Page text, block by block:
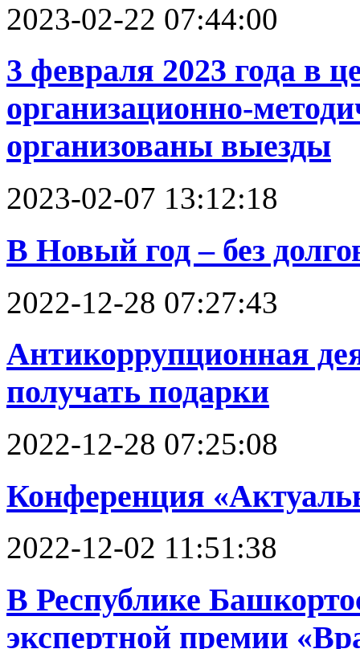
2023-02-22 07:44:00
3 февраля 2023 года в
организационно-
организованы выезды
2023-02-07 13:12:18
В Новый год – без
2022-12-28 07:27:43
Антикоррупционная
получать подарки
2022-12-28 07:25:08
Конференция
2022-12-02 11:51:38
В Республике
экспертной премии